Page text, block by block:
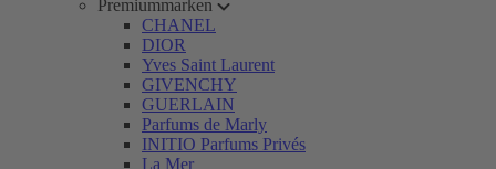
Premiummarken
CHANEL
DIOR
Yves Saint Laurent
GIVENCHY
GUERLAIN
Parfums de Marly
INITIO Parfums Privés
La Mer